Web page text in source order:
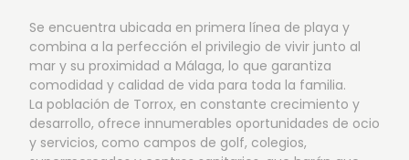
Se encuentra ubicada en primera línea de playa y
combina a la perfección el privilegio de vivir junto al
mar y su proximidad a Málaga, lo que garantiza
comodidad y calidad de vida para toda la familia.
La población de Torrox, en constante crecimiento y
desarrollo, ofrece innumerables oportunidades de ocio
y servicios, como campos de golf, colegios,